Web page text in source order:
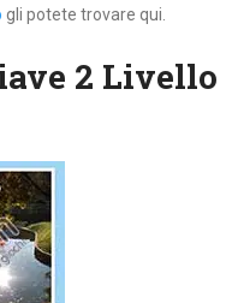
gli potete trovare qui.
2 Livello